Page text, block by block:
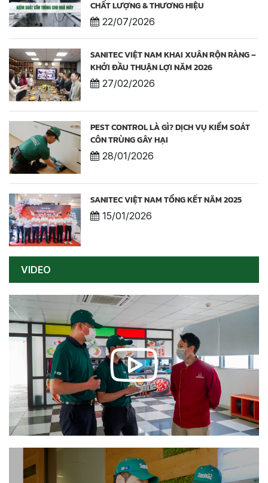
CHẤT LƯỢNG & THƯƠNG HIỆU
22/07/2026
SANITEC VIỆT NAM KHAI XUÂN RỘN RÀNG –
KHỞI ĐẦU THUẬN LỢI NĂM 2026
27/02/2026
PEST CONTROL LÀ GÌ? DỊCH VỤ KIỂM SOÁT
CÔN TRÙNG GÂY HẠI
28/01/2026
SANITEC VIỆT NAM TỔNG KẾT NĂM 2025
15/01/2026
VIDEO